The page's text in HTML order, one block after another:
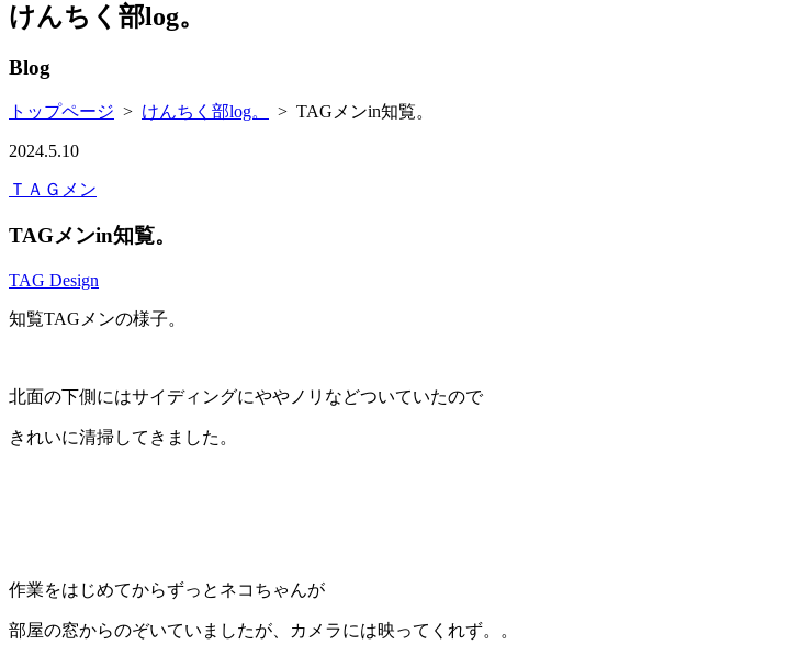
けんちく部log。
Blog
トップページ > けんちく部log。 > TAGメンin知覧。
2024.5.10
ＴＡＧメン
TAGメンin知覧。
TAG Design
知覧TAGメンの様子。
北面の下側にはサイディングにややノリなどついていたので
きれいに清掃してきました。
作業をはじめてからずっとネコちゃんが
部屋の窓からのぞいていましたが、カメラには映ってくれず。。